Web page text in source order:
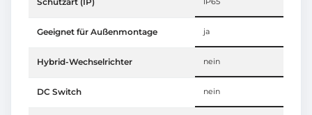
Geeignet für Außenmontage ja
Hybrid-Wechselrichter nein
DC Switch nein